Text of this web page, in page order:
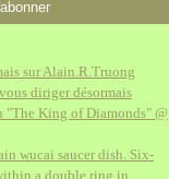
sur Alain.R.Truong
diriger désormais
"The King of Diamonds" @
wucai saucer dish. Six-
a double ring in